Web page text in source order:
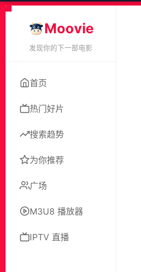
Moovie
发现你的下一部电影
首页
热门好片
搜索趋势
为你推荐
广场
M3U8 播放器
IPTV 直播